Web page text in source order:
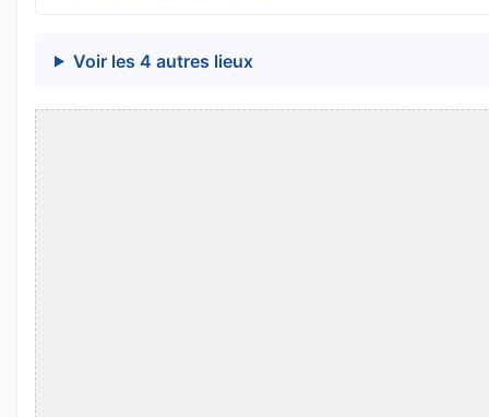
Voir les 4 autres lieux